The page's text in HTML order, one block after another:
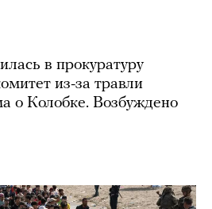
в прокуратуру
из-за травли
о Колобке. Возбуждено